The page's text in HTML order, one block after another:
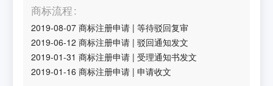
商标流程
2019-08-07 商标注册申请 |等待驳回复审
2019-06-12 商标注册申请 |驳回通知发文
2019-01-31 商标注册申请 |受理通知书发文
2019-01-16 商标注册申请 |申请收文